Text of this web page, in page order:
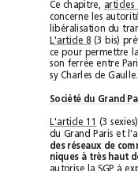
L'article 8
sy Charles de Gaulle.
L'article 11